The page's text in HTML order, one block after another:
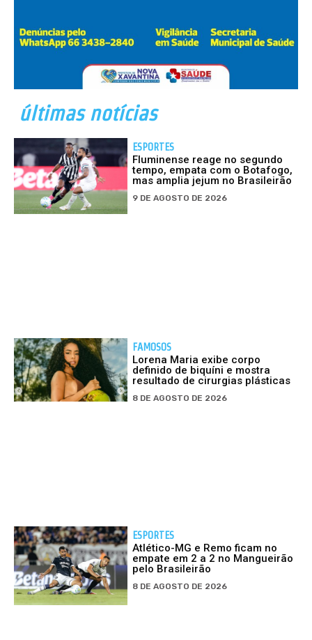
últimas notícias
ESPORTES
Fluminense reage no segundo
tempo, empata com o Botafogo,
mas amplia jejum no Brasileirão
9 DE AGOSTO DE 2026
FAMOSOS
Lorena Maria exibe corpo
definido de biquíni e mostra
resultado de cirurgias plásticas
8 DE AGOSTO DE 2026
ESPORTES
Atlético-MG e Remo ficam no
empate em 2 a 2 no Mangueirão
pelo Brasileirão
8 DE AGOSTO DE 2026